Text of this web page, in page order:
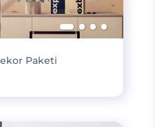
Paketi